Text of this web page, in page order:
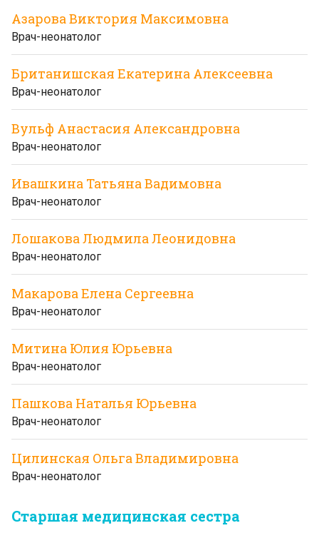
Азарова Виктория Максимовна
Врач-неонатолог
Британишская Екатерина Алексеевна
Врач-неонатолог
Вульф Анастасия Александровна
Врач-неонатолог
Ивашкина Татьяна Вадимовна
Врач-неонатолог
Лошакова Людмила Леонидовна
Врач-неонатолог
Макарова Елена Сергеевна
Врач-неонатолог
Митина Юлия Юрьевна
Врач-неонатолог
Пашкова Наталья Юрьевна
Врач-неонатолог
Цилинская Ольга Владимировна
Врач-неонатолог
Старшая медицинская сестра